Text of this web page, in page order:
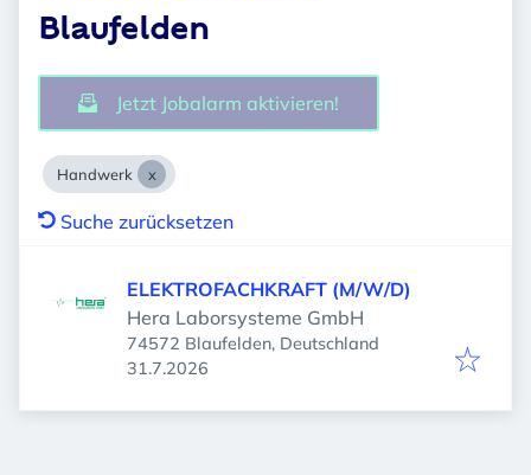
Blaufelden
Jetzt Jobalarm aktivieren!
Handwerk
Suche zurücksetzen
ELEKTROFACHKRAFT (M/W/D)
Hera Laborsysteme GmbH
74572 Blaufelden, Deutschland
Veröffentlicht
31.7.2026